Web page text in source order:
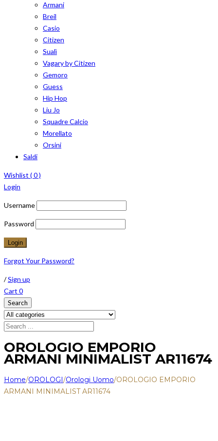
Armani
Breil
Casio
Citizen
Sualì
Vagary by Citizen
Gemoro
Guess
Hip Hop
Liu Jo
Squadre Calcio
Morellato
Orsini
Saldi
Wishlist (0)
Login
Username
Password
Forgot Your Password?
/Sign up
Cart 0
Search
OROLOGIO EMPORIO
ARMANI MINIMALIST AR11674
Home/OROLOGI/Orologi Uomo/OROLOGIO EMPORIO
ARMANI MINIMALIST AR11674